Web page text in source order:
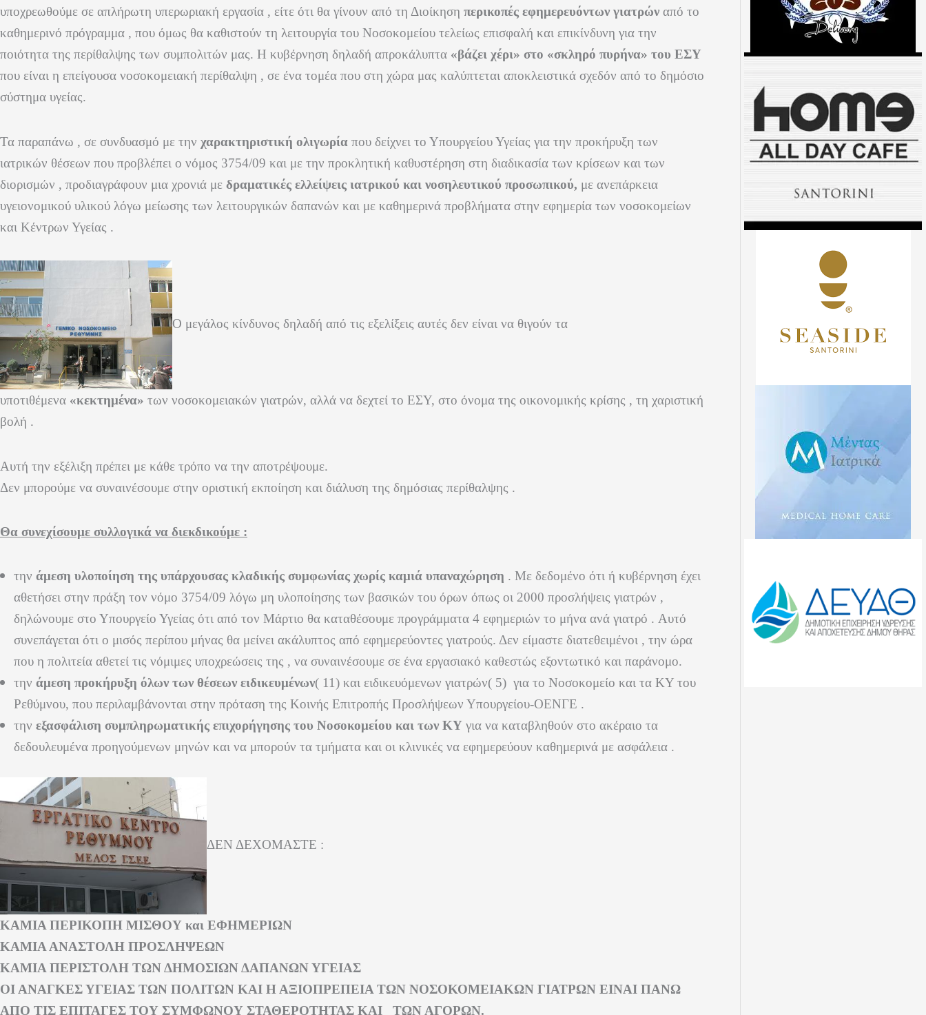
υποχρεωθούμε σε απλήρωτη υπερωριακή εργασία , είτε ότι θα γίνουν από τη Διοίκηση περικοπές εφημερευόντων γιατρών από το
καθημερινό πρόγραμμα , που όμως θα καθιστούν τη λειτουργία του Νοσοκομείου τελείως επισφαλή και επικίνδυνη για την
ποιότητα της περίθαλψης των συμπολιτών μας. Η κυβέρνηση δηλαδή απροκάλυπτα «βάζει χέρι» στο «σκληρό πυρήνα» του ΕΣΥ
που είναι η επείγουσα νοσοκομειακή περίθαλψη , σε ένα τομέα που στη χώρα μας καλύπτεται αποκλειστικά σχεδόν από το δημόσιο
σύστημα υγείας.
Τα παραπάνω , σε συνδυασμό με την χαρακτηριστική ολιγωρία που δείχνει το Υπουργείου Υγείας για την προκήρυξη των
ιατρικών θέσεων που προβλέπει ο νόμος 3754/09 και με την προκλητική καθυστέρηση στη διαδικασία των κρίσεων και των
διορισμών , προδιαγράφουν μια χρονιά με δραματικές ελλείψεις ιατρικού και νοσηλευτικού προσωπικού, με ανεπάρκεια
υγειονομικού υλικού λόγω μείωσης των λειτουργικών δαπανών και με καθημερινά προβλήματα στην εφημερία των νοσοκομείων
και Κέντρων Υγείας .
Ο μεγάλος κίνδυνος δηλαδή από τις εξελίξεις αυτές δεν είναι να θιγούν τα
υποτιθέμενα «κεκτημένα» των νοσοκομειακών γιατρών, αλλά να δεχτεί το ΕΣΥ, στο όνομα της οικονομικής κρίσης , τη χαριστική
βολή .
Αυτή την εξέλιξη πρέπει με κάθε τρόπο να την αποτρέψουμε.
Δεν μπορούμε να συναινέσουμε στην οριστική εκποίηση και διάλυση της δημόσιας περίθαλψης .
Θα συνεχίσουμε συλλογικά να διεκδικούμε :
την άμεση υλοποίηση της υπάρχουσας κλαδικής συμφωνίας χωρίς καμιά υπαναχώρηση . Με δεδομένο ότι ή κυβέρνηση έχει
αθετήσει στην πράξη τον νόμο 3754/09 λόγω μη υλοποίησης των βασικών του όρων όπως οι 2000 προσλήψεις γιατρών ,
δηλώνουμε στο Υπουργείο Υγείας ότι από τον Μάρτιο θα καταθέσουμε προγράμματα 4 εφημεριών το μήνα ανά γιατρό . Αυτό
συνεπάγεται ότι ο μισός περίπου μήνας θα μείνει ακάλυπτος από εφημερεύοντες γιατρούς. Δεν είμαστε διατεθειμένοι , την ώρα
που η πολιτεία αθετεί τις νόμιμες υποχρεώσεις της , να συναινέσουμε σε ένα εργασιακό καθεστώς εξοντωτικό και παράνομο.
την άμεση προκήρυξη όλων των θέσεων ειδικευμένων( 11) και ειδικευόμενων γιατρών( 5) για το Νοσοκομείο και τα ΚΥ του
Ρεθύμνου, που περιλαμβάνονται στην πρόταση της Κοινής Επιτροπής Προσλήψεων Υπουργείου-ΟΕΝΓΕ .
την εξασφάλιση συμπληρωματικής επιχορήγησης του Νοσοκομείου και των ΚΥ για να καταβληθούν στο ακέραιο τα
δεδουλευμένα προηγούμενων μηνών και να μπορούν τα τμήματα και οι κλινικές να εφημερεύουν καθημερινά με ασφάλεια .
ΔΕΝ ΔΕΧΟΜΑΣΤΕ :
ΚΑΜΙΑ ΠΕΡΙΚΟΠΗ ΜΙΣΘΟΥ και ΕΦΗΜΕΡΙΩΝ
ΚΑΜΙΑ ΑΝΑΣΤΟΛΗ ΠΡΟΣΛΗΨΕΩΝ
ΚΑΜΙΑ ΠΕΡΙΣΤΟΛΗ ΤΩΝ ΔΗΜΟΣΙΩΝ ΔΑΠΑΝΩΝ ΥΓΕΙΑΣ
ΟΙ ΑΝΑΓΚΕΣ ΥΓΕΙΑΣ ΤΩΝ ΠΟΛΙΤΩΝ ΚΑΙ Η ΑΞΙΟΠΡΕΠΕΙΑ ΤΩΝ ΝΟΣΟΚΟΜΕΙΑΚΩΝ ΓΙΑΤΡΩΝ ΕΙΝΑΙ ΠΑΝΩ
ΑΠΟ ΤΙΣ ΕΠΙΤΑΓΕΣ ΤΟΥ ΣΥΜΦΩΝΟΥ ΣΤΑΘΕΡΟΤΗΤΑΣ ΚΑΙ ΤΩΝ ΑΓΟΡΩΝ.